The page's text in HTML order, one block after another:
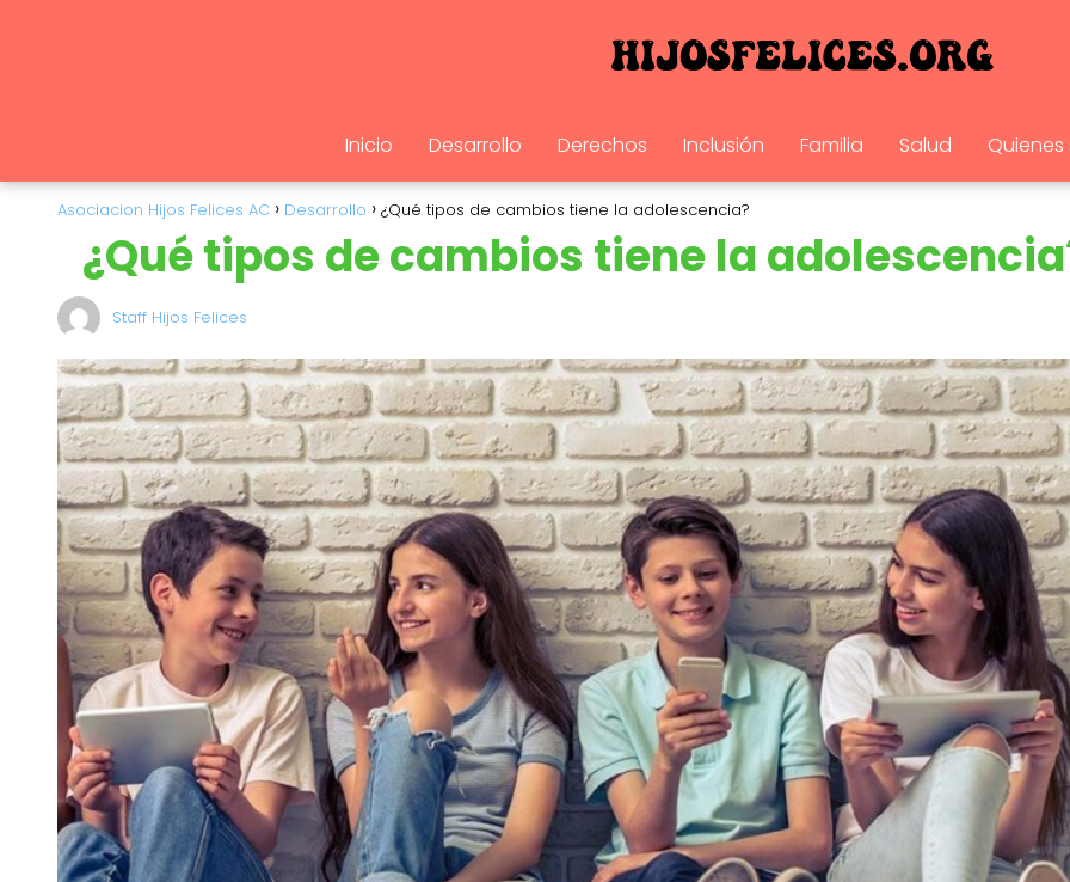
Inicio Desarrollo Derechos Inclusión Familia Salud
Asociacion Hijos Felices AC Desarrollo ¿Qué tipos de cambios tiene la adolescencia?
¿Qué tipos de cambios tiene la
Staff Hijos Felices